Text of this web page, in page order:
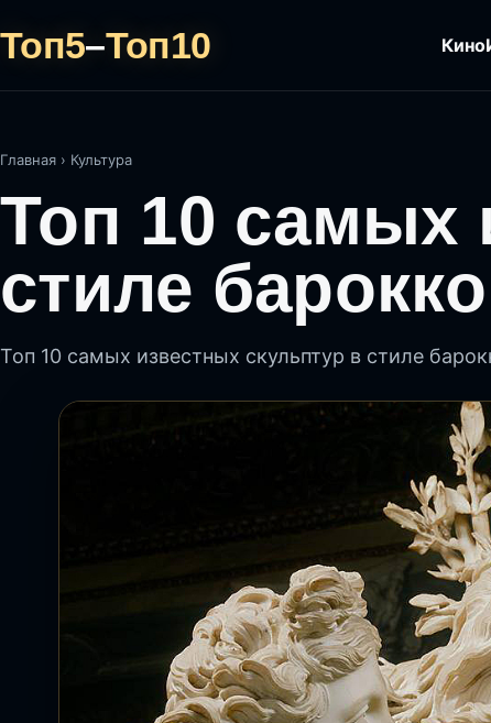
Топ5–Топ10 Кино
Главная › Культура
Топ 10 самых
стиле барокко
Топ 10 самых известных скульптур в стиле